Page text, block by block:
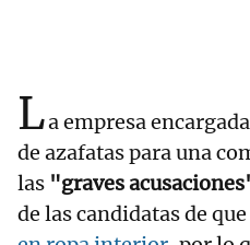
La empresa
de azafatas para una
las "graves
de las candidatas de que